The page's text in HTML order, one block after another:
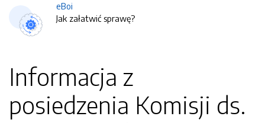
eBoi
Jak załatwić sprawę?
Informacja z
posiedzenia Komisji ds.